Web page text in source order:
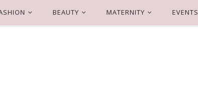
BEAUTY MATERNITY EVENTS